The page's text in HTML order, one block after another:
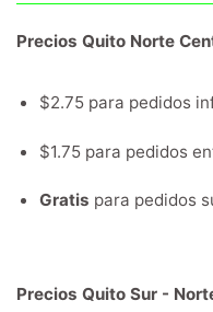
Precios Quito Norte
$2.75 para pedidos
$1.75 para pedidos
Gratis para pedidos
Precios Quito Sur -